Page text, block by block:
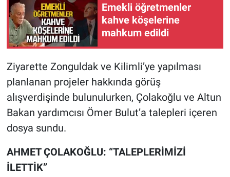
Emekli öğretmenler
kahve köşelerine
mahkum edildi
Ziyarette Zonguldak ve Kilimli’ye yapılması
planlanan projeler hakkında görüş
alışverdişinde bulunulurken, Çolakoğlu ve Altun
Bakan yardımcısı Ömer Bulut’a talepleri içeren
dosya sundu.
AHMET ÇOLAKOĞLU: “TALEPLERİMİZİ
İLETTİK”